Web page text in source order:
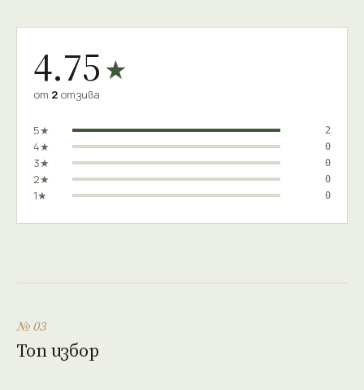
4.75★
от 2 отзива
5★ 2
4★ 0
3★ 0
2★ 0
1★ 0
№ 03
Топ избор